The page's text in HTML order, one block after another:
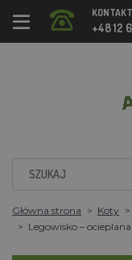
+48 12
Główna strona Koty
Legowisko –